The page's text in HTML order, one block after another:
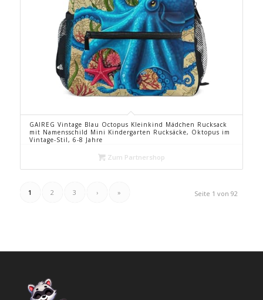
GAIREG Vintage Blau Octopus Kleinkind Mädchen Rucksack
mit Namensschild Mini Kindergarten Rucksäcke, Oktopus im
Vintage-Stil, 6-8 Jahre
Zum Partnershop
Seite 1 von 92
1 2 3 › »